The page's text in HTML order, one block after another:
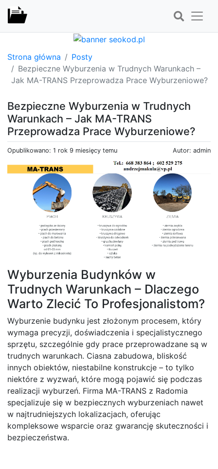
Strona główna
Posty
Bezpieczne Wyburzenia w Trudnych Warunkach –
Jak MA-TRANS Przeprowadza Prace Wyburzeniowe?
Bezpieczne Wyburzenia w Trudnych
Warunkach – Jak MA-TRANS
Przeprowadza Prace Wyburzeniowe?
Opublikowano: 1 rok 9 miesięcy temu Autor: admin
Wyburzenia Budynków w
Trudnych Warunkach – Dlaczego
Warto Zlecić To Profesjonalistom?
Wyburzenie budynku jest złożonym procesem, który
wymaga precyzji, doświadczenia i specjalistycznego
sprzętu, szczególnie gdy prace przeprowadzane są w
trudnych warunkach. Ciasna zabudowa, bliskość
innych obiektów, niestabilne konstrukcje – to tylko
niektóre z wyzwań, które mogą pojawić się podczas
realizacji wyburzeń. Firma MA-TRANS z Radomia
specjalizuje się w bezpiecznych wyburzeniach nawet
w najtrudniejszych lokalizacjach, oferując
kompleksowe wsparcie oraz gwarancję skuteczności i
bezpieczeństwa.